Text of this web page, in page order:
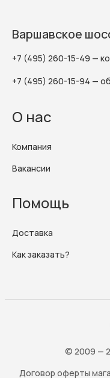
Варшавское
+7 (495) 260-15-49 —
+7 (495) 260-15-94 —
О нас
Компания
Вакансии
Помощь
Доставка
Как заказать?
© 2009 —
Договор оферты